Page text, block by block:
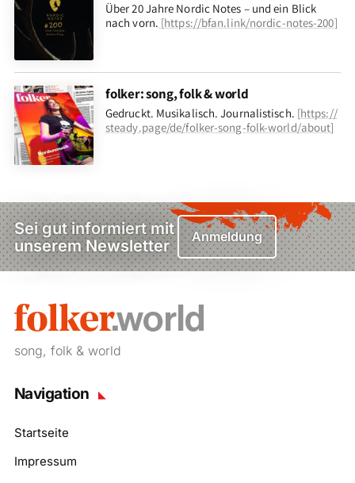
Über 20 Jahre Nordic Notes – und ein Blick
nach vorn. [https://bfan.link/nordic-notes-200]
folker: song, folk & world
Gedruckt. Musikalisch. Journalistisch. [https://
steady.page/de/folker-song-folk-world/about]
Sei gut informiert mit
unserem Newsletter
Anmeldung
song, folk & world
Navigation
Startseite
Impressum